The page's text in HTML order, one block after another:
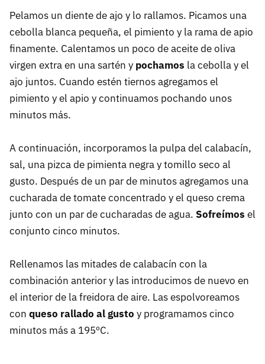
Pelamos un diente de ajo y lo rallamos. Picamos una
cebolla blanca pequeña, el pimiento y la rama de apio
finamente. Calentamos un poco de aceite de oliva
virgen extra en una sartén y pochamos la cebolla y el
ajo juntos. Cuando estén tiernos agregamos el
pimiento y el apio y continuamos pochando unos
minutos más.
A continuación, incorporamos la pulpa del calabacín,
sal, una pizca de pimienta negra y tomillo seco al
gusto. Después de un par de minutos agregamos una
cucharada de tomate concentrado y el queso crema
junto con un par de cucharadas de agua. Sofreímos el
conjunto cinco minutos.
Rellenamos las mitades de calabacín con la
combinación anterior y las introducimos de nuevo en
el interior de la freidora de aire. Las espolvoreamos
con queso rallado al gusto y programamos cinco
minutos más a 195ºC.